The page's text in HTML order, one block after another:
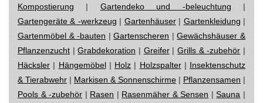
Kompostierung | Gartendeko und -beleuchtung |
Gartengeräte & -werkzeug | Gartenhäuser| Gartenkleidung |
Gartenmöbel & -bauten |Gartenscheren |Gewächshäuser &
Pflanzenzucht |Grabdekoration | Greifer|Grills & -zubehör |
Häcksler | Hängemöbel| Holz | Holzspalter| Insektenschutz
& Tierabwehr | Markisen & Sonnenschirme | Pflanzensamen |
Pools & -zubehör | Rasen | Rasenmäher & Sensen |Sauna |